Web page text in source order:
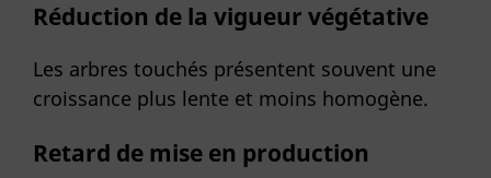
Réduction de la vigueur végétative
Les arbres touchés présentent souvent une
croissance plus lente et moins homogène.
Retard de mise en production